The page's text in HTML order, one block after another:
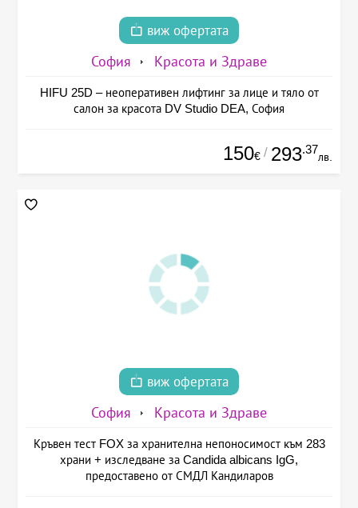
виж офертата
София Красота и Здраве
HIFU 25D – неоперативен лифтинг за лице и тяло от
салон за красота DV Studio DEA, София
150€ / 293.37
лв.
виж офертата
София Красота и Здраве
Кръвен тест FOX за хранителна непоносимост към 283
храни + изследване за Candida albicans IgG,
предоставено от СМДЛ Кандиларов